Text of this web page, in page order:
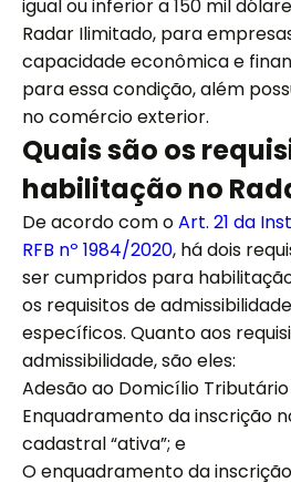
igual ou inferior a 150 mil
Radar Ilimitado, para
capacidade econômica e
para essa condição, além
no comércio exterior.
Quais são os
habilitação no
De acordo com oArt. 21 da
RFB nº 1984/2020, há dois
ser cumpridos para
os requisitos de
específicos. Quanto aos
admissibilidade, são eles:
Adesão ao Domicílio
Enquadramento da inscrição
cadastral “ativa”; e
O enquadramento da